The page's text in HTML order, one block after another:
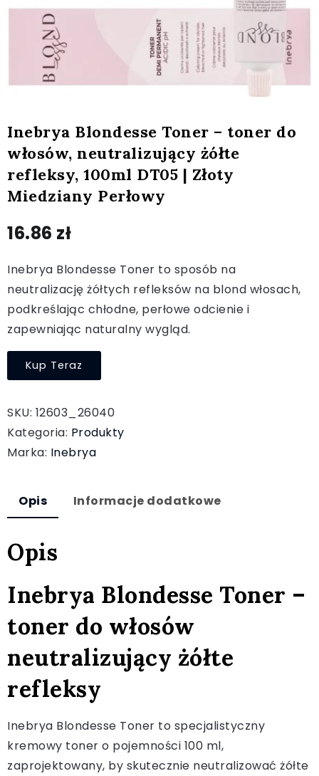
Inebrya Blondesse Toner – toner do
włosów, neutralizujący żółte
refleksy, 100ml DT05 | Złoty
Miedziany Perłowy
16.86 zł
Inebrya Blondesse Toner to sposób na
neutralizację żółtych refleksów na blond włosach,
podkreślając chłodne, perłowe odcienie i
zapewniając naturalny wygląd.
Kup Teraz
SKU: 12603_26040
Kategoria: Produkty
Marka: Inebrya
Opis Informacje dodatkowe
Opis
Inebrya Blondesse Toner –
toner do włosów
neutralizujący żółte
refleksy
Inebrya Blondesse Toner to specjalistyczny
kremowy toner o pojemności 100 ml,
zaprojektowany, by skutecznie neutralizować żółte